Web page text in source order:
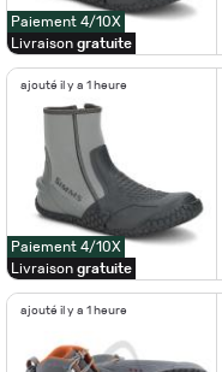
Paiement 4/10X
Livraison gratuite
ajouté il y a 1 heure
Paiement 4/10X
Livraison gratuite
ajouté il y a 1 heure